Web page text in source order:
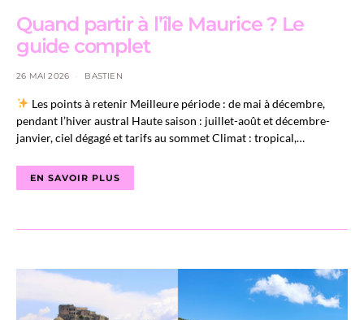
Quand partir à l’île Maurice ? Le
guide complet
26 MAI 2026 BASTIEN
Les points à retenir Meilleure période : de mai à décembre,
pendant l’hiver austral Haute saison : juillet-août et décembre-
janvier, ciel dégagé et tarifs au sommet Climat : tropical,…
EN SAVOIR PLUS